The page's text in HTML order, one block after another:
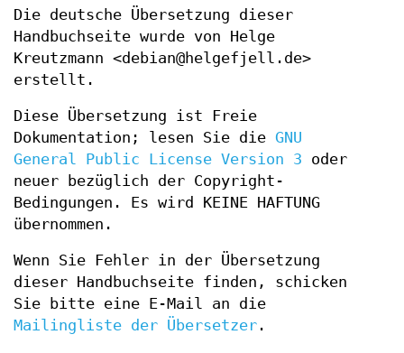
Die deutsche Übersetzung dieser
Handbuchseite wurde von Helge
Kreutzmann <debian@helgefjell.de>
erstellt.
Diese Übersetzung ist Freie
Dokumentation; lesen Sie die GNU
General Public License Version 3 oder
neuer bezüglich der Copyright-
Bedingungen. Es wird KEINE HAFTUNG
übernommen.
Wenn Sie Fehler in der Übersetzung
dieser Handbuchseite finden, schicken
Sie bitte eine E-Mail an die
Mailingliste der Übersetzer .